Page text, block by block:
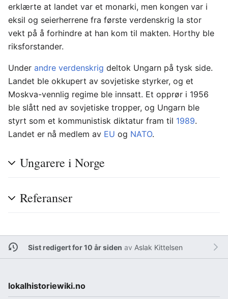
erklærte at landet var et monarki, men kongen var i
eksil og seierherrene fra første verdenskrig la stor
vekt på å forhindre at han kom til makten. Horthy ble
riksforstander.
Under andre verdenskrig deltok Ungarn på tysk side.
Landet ble okkupert av sovjetiske styrker, og et
Moskva-vennlig regime ble innsatt. Et opprør i 1956
ble slått ned av sovjetiske tropper, og Ungarn ble
styrt som et kommunistisk diktatur fram til 1989.
Landet er nå medlem av EU og NATO.
Ungarere i Norge
Referanser
Sist redigert for 10 år siden av Aslak Kittelsen
lokalhistoriewiki.no